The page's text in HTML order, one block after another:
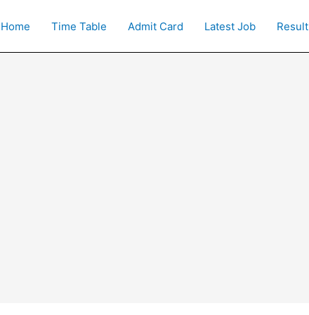
Home Time Table Admit Card Latest Job Result